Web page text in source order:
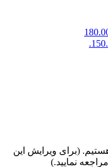
تومان180.000
شما هستیم. (برای ویرایش این
نمایید.)